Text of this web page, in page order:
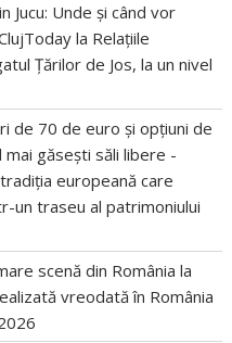
Jucu: Unde și când vor
la Relațiile
Țărilor de Jos, la un nivel
de 70 de euro și opțiuni de
găsești săli libere -
europeană care
un traseu al patrimoniului
scenă din România la
vreodată în România